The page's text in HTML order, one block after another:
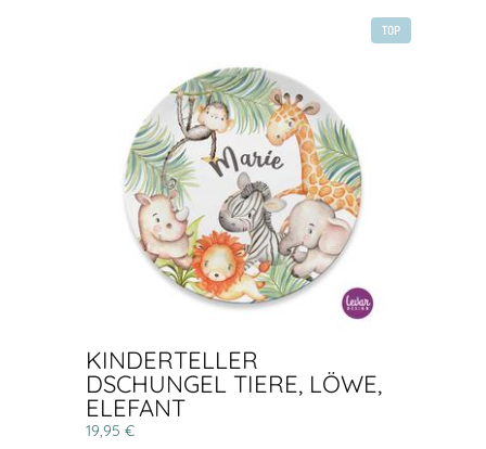
TOP
KINDERTELLER
DSCHUNGEL TIERE, LÖWE,
ELEFANT
19,95 €